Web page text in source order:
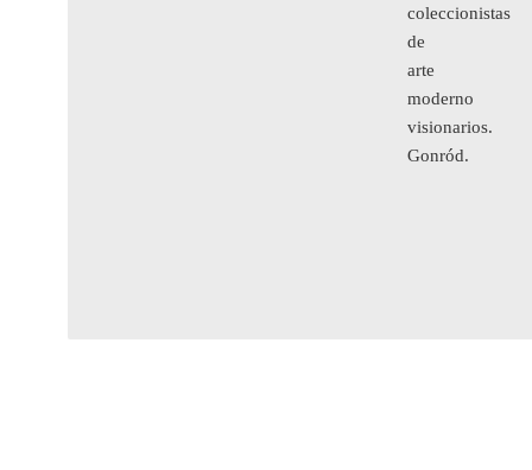
coleccionistas
de
arte
moderno
visionarios.
Gonród.